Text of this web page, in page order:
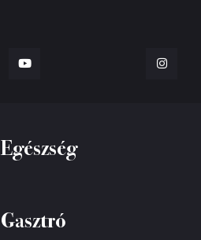
Egészség
Gasztró